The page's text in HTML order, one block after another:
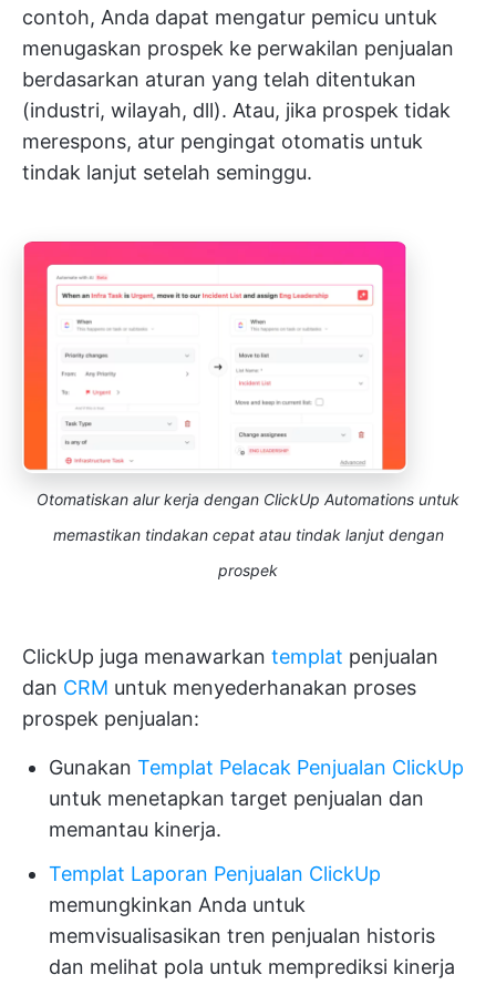
contoh, Anda dapat mengatur pemicu untuk
menugaskan prospek ke perwakilan penjualan
berdasarkan aturan yang telah ditentukan
(industri, wilayah, dll). Atau, jika prospek tidak
merespons, atur pengingat otomatis untuk
tindak lanjut setelah seminggu.
Otomatiskan alur kerja dengan ClickUp Automations untuk
memastikan tindakan cepat atau tindak lanjut dengan
prospek
ClickUp juga menawarkan templat penjualan
dan CRM untuk menyederhanakan proses
prospek penjualan:
Gunakan Templat Pelacak Penjualan ClickUp
untuk menetapkan target penjualan dan
memantau kinerja.
Templat Laporan Penjualan ClickUp
memungkinkan Anda untuk
memvisualisasikan tren penjualan historis
dan melihat pola untuk memprediksi kinerja